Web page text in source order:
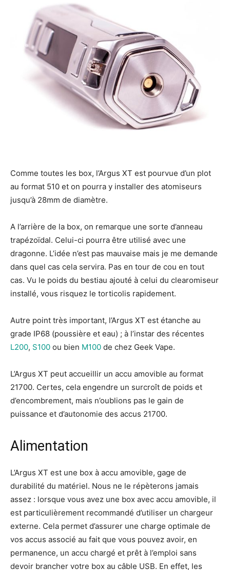
Comme toutes les box, l’Argus XT est pourvue d’un plot
au format 510 et on pourra y installer des atomiseurs
jusqu’à 28mm de diamètre.
A l’arrière de la box, on remarque une sorte d’anneau
trapézoïdal. Celui-ci pourra être utilisé avec une
dragonne. L’idée n’est pas mauvaise mais je me demande
dans quel cas cela servira. Pas en tour de cou en tout
cas. Vu le poids du bestiau ajouté à celui du clearomiseur
installé, vous risquez le torticolis rapidement.
Autre point très important, l’Argus XT est étanche au
grade IP68 (poussière et eau) ; à l’instar des récentes
L200, S100 ou bien M100 de chez Geek Vape.
L’Argus XT peut accueillir un accu amovible au format
21700. Certes, cela engendre un surcroît de poids et
d’encombrement, mais n’oublions pas le gain de
puissance et d’autonomie des accus 21700.
Alimentation
L’Argus XT est une box à accu amovible, gage de
durabilité du matériel. Nous ne le répèterons jamais
assez : lorsque vous avez une box avec accu amovible, il
est particulièrement recommandé d’utiliser un chargeur
externe. Cela permet d’assurer une charge optimale de
vos accus associé au fait que vous pouvez avoir, en
permanence, un accu chargé et prêt à l’emploi sans
devoir brancher votre box au câble USB. En effet, les